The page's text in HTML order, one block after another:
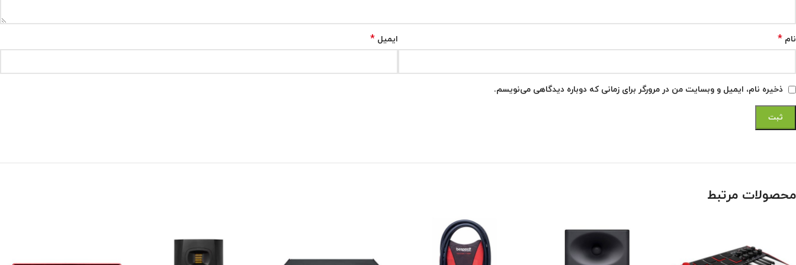
نام * ایمیل *
ذخیره نام، ایمیل و وبسایت من در مرورگر برای زمانی که دوباره دیدگاهی می‌نویسم.
محصولات مرتبط